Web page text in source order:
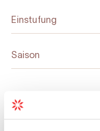
Einstufung
Saison